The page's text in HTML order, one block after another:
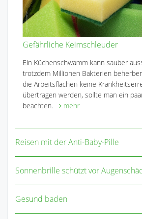
Gefährliche Keimschleuder
Ein Küchenschwamm kann sauber
trotzdem Millionen Bakterien
die Arbeitsflächen keine
übertragen werden, sollte man ein
beachten.
mehr
Reisen mit der Anti-Baby-Pille
Sonnenbrille schützt vor
Gesund baden